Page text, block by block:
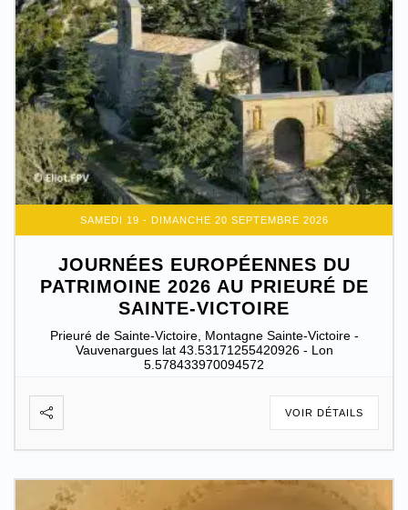
SAMEDI 19 - DIMANCHE 20 SEPTEMBRE 2026
JOURNÉES EUROPÉENNES DU
PATRIMOINE 2026 AU PRIEURÉ DE
SAINTE-VICTOIRE
Prieuré de Sainte-Victoire, Montagne Sainte-Victoire -
Vauvenargues lat 43.53171255420926 - Lon
5.578433970094572
VOIR DÉTAILS